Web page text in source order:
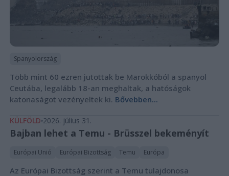
Spanyolország
Több mint 60 ezren jutottak be Marokkóból a spanyol
Ceutába, legalább 18-an meghaltak, a hatóságok
katonaságot vezényeltek ki. Bővebben...
KÜLFÖLD 2026. július 31.
Bajban lehet a Temu - Brüsszel bekeményít
Európai Unió Európai Bizottság Temu Európa
Az Európai Bizottság szerint a Temu tulajdonosa